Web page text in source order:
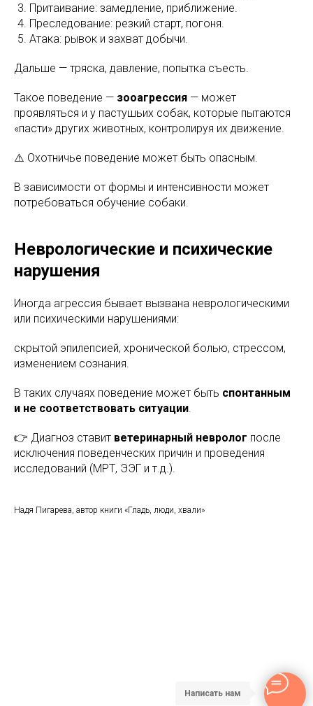
Притаивание: замедление, приближение.
Преследование: резкий старт, погоня.
Атака: рывок и захват добычи.
Дальше — тряска, давление, попытка съесть.
Такое поведение — зооагрессия — может
проявляться и у пастушьих собак, которые пытаются
«пасти» других животных, контролируя их движение.
⚠️ Охотничье поведение может быть опасным.
В зависимости от формы и интенсивности может
потребоваться обучение собаки.
Неврологические и психические
нарушения
Иногда агрессия бывает вызвана неврологическими
или психическими нарушениями:
скрытой эпилепсией, хронической болью, стрессом,
изменением сознания.
В таких случаях поведение может быть спонтанным
и не соответствовать ситуации.
👉 Диагноз ставит ветеринарный невролог после
исключения поведенческих причин и проведения
исследований (МРТ, ЭЭГ и т.д.).
Надя Пигарева, автор книги «Гладь, люди, хвали»
Написать нам